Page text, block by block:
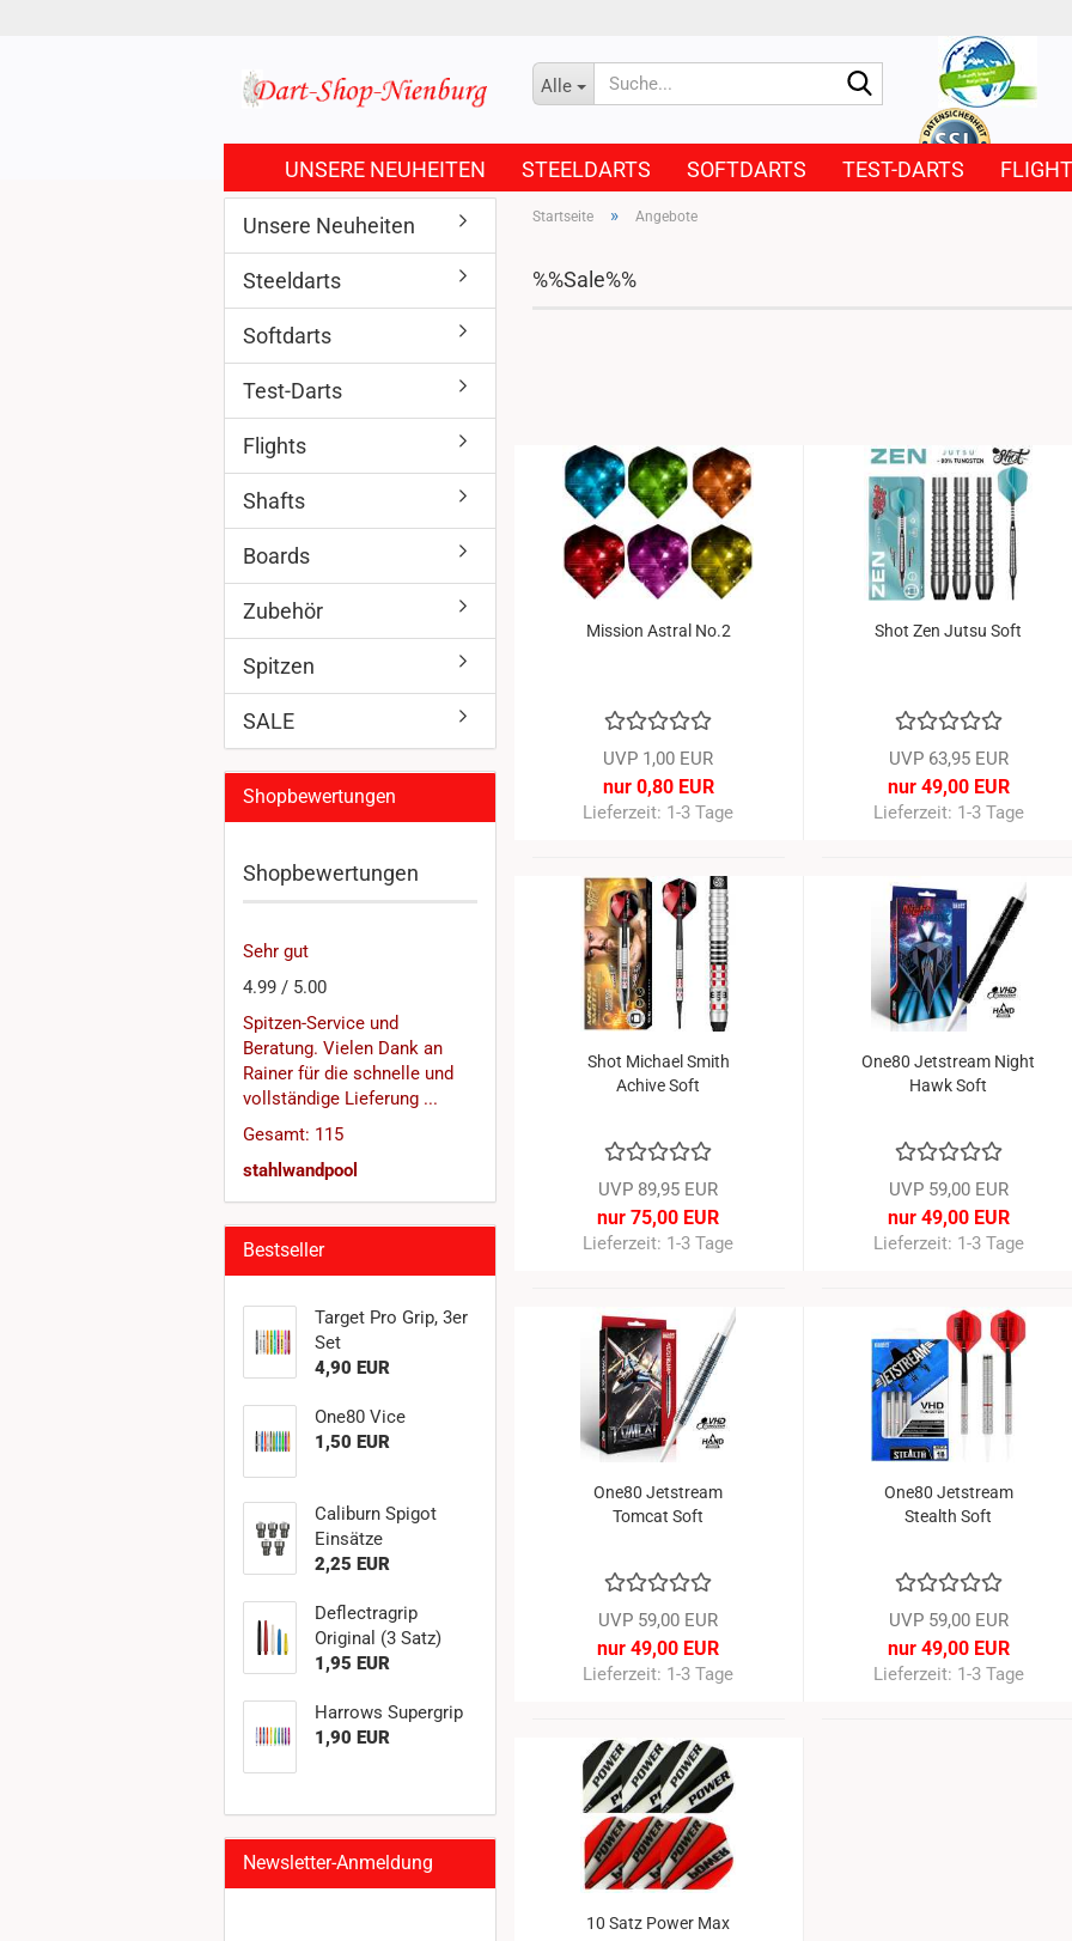
Alle
Suche...
UNSERE NEUHEITEN STEELDARTS SOFTDARTS TEST-DARTS
Startseite » Angebote
%%Sale%%
Mission Astral No.2
UVP 1,00 EUR
nur 0,80 EUR
Lieferzeit: 1-3 Tage
Shot Zen Jutsu Soft
UVP 63,95 EUR
nur 49,00 EUR
Lieferzeit: 1-3 Tage
Shot Michael Smith
Achive Soft
UVP 89,95 EUR
nur 75,00 EUR
Lieferzeit: 1-3 Tage
One80 Jetstream Night
Hawk Soft
UVP 59,00 EUR
nur 49,00 EUR
Lieferzeit: 1-3 Tage
One80 Jetstream
Tomcat Soft
UVP 59,00 EUR
nur 49,00 EUR
Lieferzeit: 1-3 Tage
One80 Jetstream
Stealth Soft
UVP 59,00 EUR
nur 49,00 EUR
Lieferzeit: 1-3 Tage
10 Satz Power Max
Unsere Neuheiten
Steeldarts
Softdarts
Test-Darts
Flights
Shafts
Boards
Zubehör
Spitzen
SALE
Shopbewertungen
Shopbewertungen
Sehr gut
4.99 / 5.00
Spitzen-Service und
Beratung. Vielen Dank an
Rainer für die schnelle und
vollständige Lieferung ...
Gesamt: 115
stahlwandpool
Bestseller
Target Pro Grip, 3er
Set
4,90 EUR
One80 Vice
1,50 EUR
Caliburn Spigot
Einsätze
2,25 EUR
Deflectragrip
Original (3 Satz)
1,95 EUR
Harrows Supergrip
1,90 EUR
Newsletter-Anmeldung